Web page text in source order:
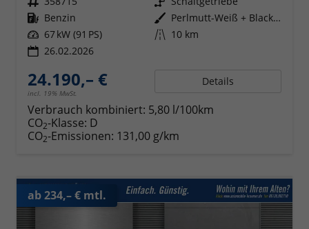
Kraftstoff Benzin Außenfarbe
Perlmutt-Weiß + Black-Pearl-Sch
Leistung 67 kW (91 PS) Kilometerstand 10 km
26.02.2026
24.190,– €
incl. 19% MwSt.
Details
Verbrauch kombiniert: 5,80 l/100km
CO2-Klasse: D
CO2-Emissionen: 131,00 g/km
ab 234,– € mtl.